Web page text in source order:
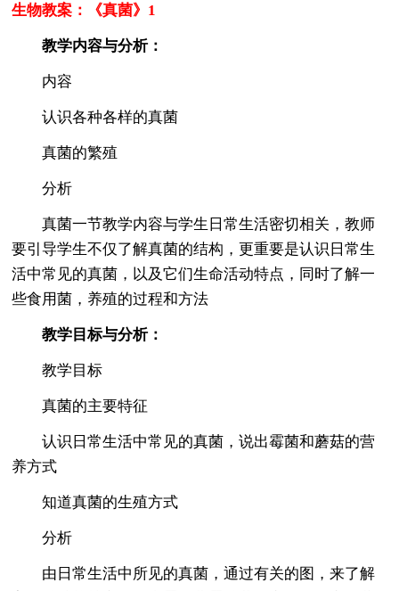
生物教案：《真菌》1
教学内容与分析：
内容
认识各种各样的真菌
真菌的繁殖
分析
真菌一节教学内容与学生日常生活密切相关，教师
要引导学生不仅了解真菌的结构，更重要是认识日常生
活中常见的真菌，以及它们生命活动特点，同时了解一
些食用菌，养殖的过程和方法
教学目标与分析：
教学目标
真菌的主要特征
认识日常生活中常见的真菌，说出霉菌和蘑菇的营
养方式
知道真菌的生殖方式
分析
由日常生活中所见的真菌，通过有关的图，来了解